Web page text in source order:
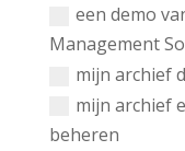
een demo
Management
mijn archief
mijn archief
beheren